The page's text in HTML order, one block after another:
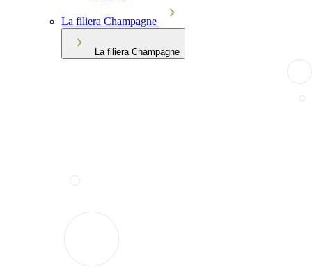
La filiera Champagne
La filiera Champagne